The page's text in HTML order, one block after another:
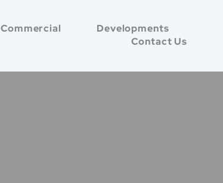
Commercial
Developments
Contact Us